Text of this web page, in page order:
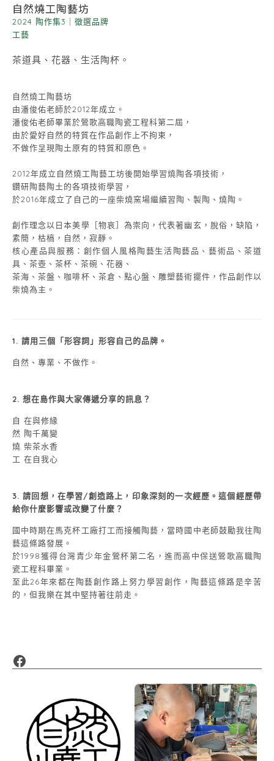
自然燒工陶藝坊
2024 陶作集3
徵選品牌
工藝
茶道具、花器、生活陶杯。
自然燒工陶藝坊
由潘俊佑老師於2012年成立。
潘俊佑老師畢業於鶯歌高職陶瓷工程科第二屆，
由於愛好自然的特質在作品創作上不拘束，
不做作呈現陶土原有的特質和原色。
2012年成立自然燒工陶藝工坊後開始學習燒陶各項技術，
鑽研陶藝陶土的各項技術學習，
於2016年成立了自己的一座柴燒窯場繼續習陶、製陶、燒陶。
創作理念以日本美學［物哀］為崇向，代表著幽玄，脫俗，缺陷，
素簡，枯槁，自然，寂靜。
核心產品與服務：創作個人風格陶藝生活陶藝品、藝術品、茶道
具、茶壺、茶杯、茶碗、花器、
茶海、茶盤、咖啡杯、茶倉、點心盤、雕塑藝術擺件，作品創作以
柴燒為主。
1. 請用三個「形容詞」形容自己的品牌。
自然、專業、不做作。
2. 想在島作與大家傳遞分享的訊息？
自 在與修緣
然 陶千萬變
燒 柴茶水香
工 在自我心
3. 請回想，在學習/創造路上，印象深刻的一次經歷。這個經歷帶
給你什麼影響或改變了什麼？
國中時期在馬克杯工廠打工而接觸陶藝，當時國中老師鼓勵我往陶
藝這條路發展。
於1998獲得台灣青少年金鶯杯第二名，進而高中保送鶯歌高職陶
瓷工程科畢業。
至此26年來都在陶藝創作路上努力學習創作，陶藝這條路是辛苦
的，但我樂在其中堅持著往前走。